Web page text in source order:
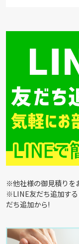
※他社様の御見積りを
※LINE友だち追加す
だち追加から!